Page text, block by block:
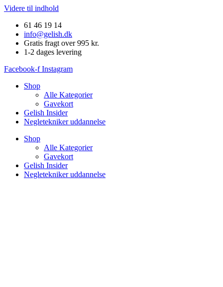
Videre til indhold
61 46 19 14
info@gelish.dk
Gratis fragt over 995 kr.
1-2 dages levering
Facebook-f Instagram
Shop
Alle Kategorier
Gavekort
Gelish Insider
Negletekniker uddannelse
Shop
Alle Kategorier
Gavekort
Gelish Insider
Negletekniker uddannelse